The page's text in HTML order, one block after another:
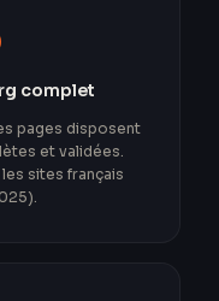
complet
pages disposent
et validées.
sites français